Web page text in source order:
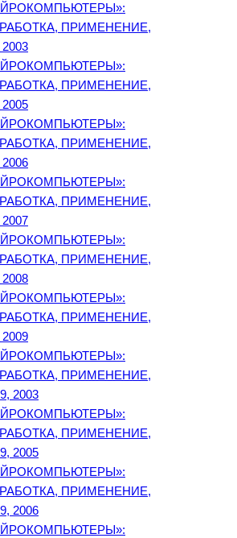
ПРИМЕНЕНИЕ,
ПРИМЕНЕНИЕ,
ПРИМЕНЕНИЕ,
ПРИМЕНЕНИЕ,
ПРИМЕНЕНИЕ,
ПРИМЕНЕНИЕ,
ПРИМЕНЕНИЕ,
2003
ПРИМЕНЕНИЕ,
2005
ПРИМЕНЕНИЕ,
2006